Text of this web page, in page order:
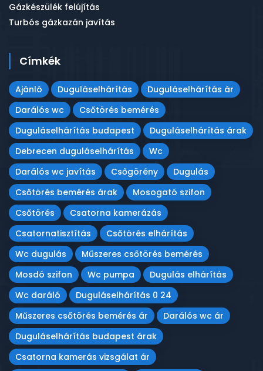
Gázkészülék felújítás
Turbós gázkazán javítás
Címkék
Ajánló Duguláselhárítás
Duguláselhárítás ár
Darálós wc
Csőtörés bemérés
Duguláselhárítás budapest
Duguláselhárítás árak
Debrecen duguláselhárítás
Wc
Darálós wc javítás
Csőgörény
Dugulás
Csőtörés bemérés árak
Mosogató szifon
Csőtörés
Csatorna kamerázás
Csatornatisztítás
Csőtörés elhárítás
Wc dugulás
Műszeres csőtörés bemérés
Mosdó szifon
Wc pumpa
Dugulás elhárítás
Wc daráló
Duguláselhárítás 0 24
Műszeres csőtörés bemérés ár
Darálós wc ár
Duguláselhárítás budapest árak
Csatorna kamerás vizsgálat ár